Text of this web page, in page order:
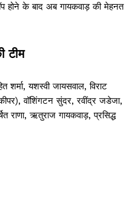
होने के बाद अब गायकवाड़ की मेहनत
टीम
शर्मा, यशस्वी जायसवाल, विराट
वॉशिंगटन सुंदर, रवींद्र जडेजा,
राणा, ऋतुराज गायकवाड़, प्रसिद्ध